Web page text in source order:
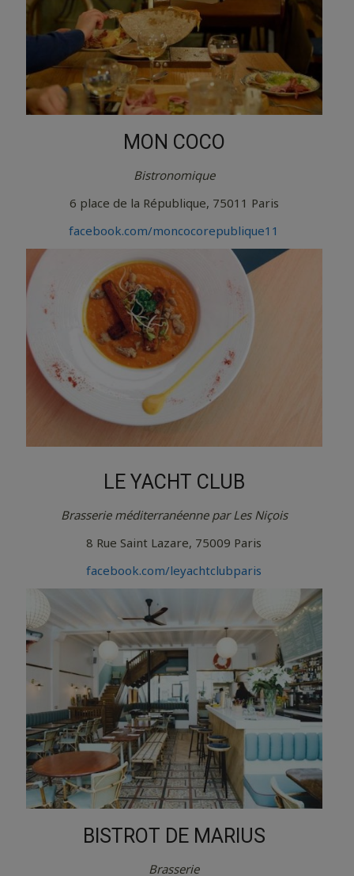
MON COCO
Bistronomique
6 place de la République, 75011 Paris
facebook.com/moncocorepublique11
LE YACHT CLUB
Brasserie méditerranéenne par Les Niçois
8 Rue Saint Lazare, 75009 Paris
facebook.com/leyachtclubparis
BISTROT DE MARIUS
Brasserie